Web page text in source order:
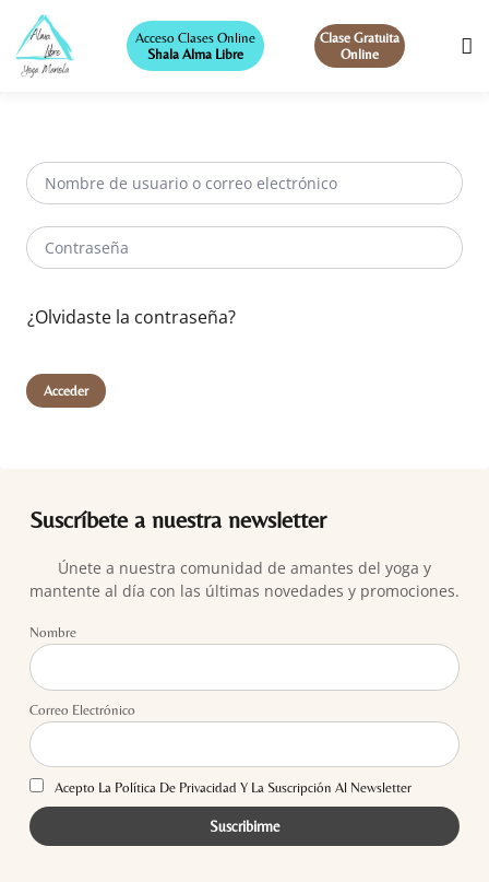
Acceso Clases Online
Shala Alma Libre
Clase Gratuita
Online
¿Olvidaste la contraseña?
Acceder
Suscríbete a nuestra newsletter
Únete a nuestra comunidad de amantes del yoga y
mantente al día con las últimas novedades y promociones.
Nombre
Correo Electrónico
Acepto La Política De Privacidad Y La Suscripción Al Newsletter